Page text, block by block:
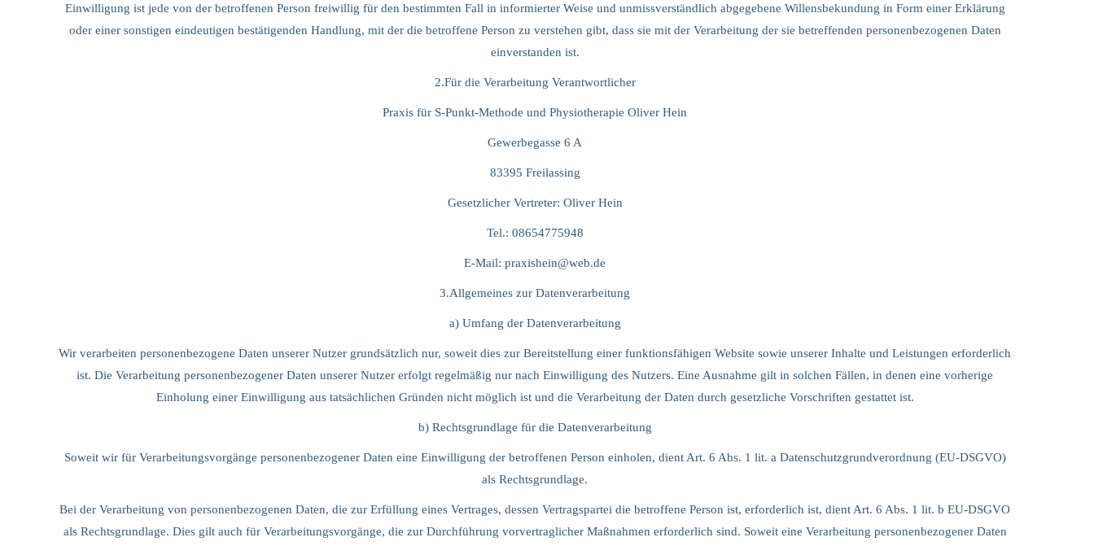
Einwilligung ist jede von der betroffenen Person freiwillig für den bestimmten Fall in informierter Weise und unmissverständlich abgegebene Willensbekundung in Form einer Erklärung
oder einer sonstigen eindeutigen bestätigenden Handlung, mit der die betroffene Person zu verstehen gibt, dass sie mit der Verarbeitung der sie betreffenden personenbezogenen Daten
einverstanden ist.
2.Für die Verarbeitung Verantwortlicher
Praxis für S-Punkt-Methode und Physiotherapie Oliver Hein
Gewerbegasse 6 A
83395 Freilassing
Gesetzlicher Vertreter: Oliver Hein
Tel.: 08654775948
E-Mail: praxishein@web.de
3.Allgemeines zur Datenverarbeitung
a) Umfang der Datenverarbeitung
Wir verarbeiten personenbezogene Daten unserer Nutzer grundsätzlich nur, soweit dies zur Bereitstellung einer funktionsfähigen Website sowie unserer Inhalte und Leistungen erforderlich
ist. Die Verarbeitung personenbezogener Daten unserer Nutzer erfolgt regelmäßig nur nach Einwilligung des Nutzers. Eine Ausnahme gilt in solchen Fällen, in denen eine vorherige
Einholung einer Einwilligung aus tatsächlichen Gründen nicht möglich ist und die Verarbeitung der Daten durch gesetzliche Vorschriften gestattet ist.
b) Rechtsgrundlage für die Datenverarbeitung
Soweit wir für Verarbeitungsvorgänge personenbezogener Daten eine Einwilligung der betroffenen Person einholen, dient Art. 6 Abs. 1 lit. a Datenschutzgrundverordnung (EU-DSGVO)
als Rechtsgrundlage.
Bei der Verarbeitung von personenbezogenen Daten, die zur Erfüllung eines Vertrages, dessen Vertragspartei die betroffene Person ist, erforderlich ist, dient Art. 6 Abs. 1 lit. b EU-DSGVO
als Rechtsgrundlage. Dies gilt auch für Verarbeitungsvorgänge, die zur Durchführung vorvertraglicher Maßnahmen erforderlich sind. Soweit eine Verarbeitung personenbezogener Daten